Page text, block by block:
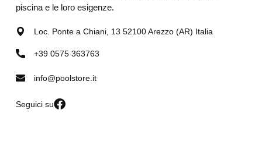
piscina e le loro esigenze.
Loc. Ponte a Chiani, 13 52100 Arezzo (AR) Italia
+39 0575 363763
info@poolstore.it
Seguici su